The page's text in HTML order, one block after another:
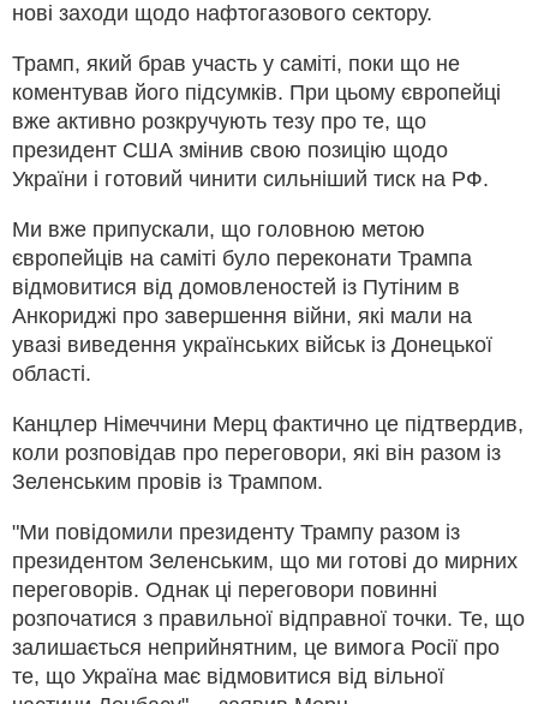
нові заходи щодо нафтогазового сектору.
Трамп, який брав участь у саміті, поки що не
коментував його підсумків. При цьому європейці
вже активно розкручують тезу про те, що
президент США змінив свою позицію щодо
України і готовий чинити сильніший тиск на РФ.
Ми вже припускали, що головною метою
європейців на саміті було переконати Трампа
відмовитися від домовленостей із Путіним в
Анкориджі про завершення війни, які мали на
увазі виведення українських військ із Донецької
області.
Канцлер Німеччини Мерц фактично це підтвердив,
коли розповідав про переговори, які він разом із
Зеленським провів із Трампом.
"Ми повідомили президенту Трампу разом із
президентом Зеленським, що ми готові до мирних
переговорів. Однак ці переговори повинні
розпочатися з правильної відправної точки. Те, що
залишається неприйнятним, це вимога Росії про
те, що Україна має відмовитися від вільної